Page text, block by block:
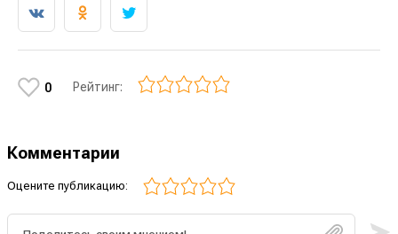
0 Рейтинг:
Комментарии
Оцените публикацию: